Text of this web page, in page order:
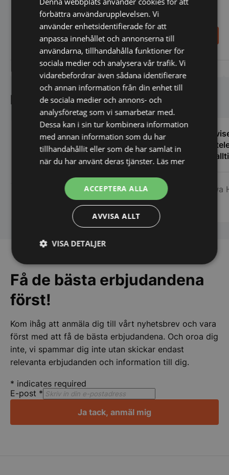
Kundnöjdhet
Vi köpte en stor spiskåpa och fick hur
mycket support som helst inför köpet
och även efteråt. Upplevde kunnandet
som stort och även att de hade egen
erfarenhet av restaurangbranschen som
var till stor hjälp för mig som är relativt
ny i detta. Tänker att detta företag får bli
min nya huvudleverantör framöver när
det blir dags för nya inköp! Mats
Mats Lindqvist, Femöre
via
Ge
Få de bästa erbjudandena
först!
Kom ihåg att anmäla dig till vårt nyhetsbrev och vara
först med att få de bästa erbjudandena. Och oroa dig
inte, vi spammar dig inte utan skickar endast
relevanta erbjudanden och information till dig.
* indicates required
E-post *
Ja tack, anmäl mig
förbättra användarupplevelsen. Vi
använder enhetsidentifierade för att
anpassa innehållet och annonserna till
användarna, tillhandahålla funktioner för
sociala medier och analysera vår trafik. Vi
vidarebefordrar även sådana identifierare
och annan information från din enhet till
de sociala medier och annons- och
analysföretag som vi samarbetar med.
Dessa kan i sin tur kombinera information
med annan information som du har
tillhandahållit eller som de har samlat in
när du har använt deras tjänster. Läs mer
ACCEPTERA ALLA
AVVISA ALLT
VISA DETALJER
Strikt
nödvändigt
Prestanda Inriktning
Strikt nödvändigt
Funktioner
Oklassificerade
Strikt nödvändiga kakor tillåter
kärnwebbplatsfunktioner som användarinloggning